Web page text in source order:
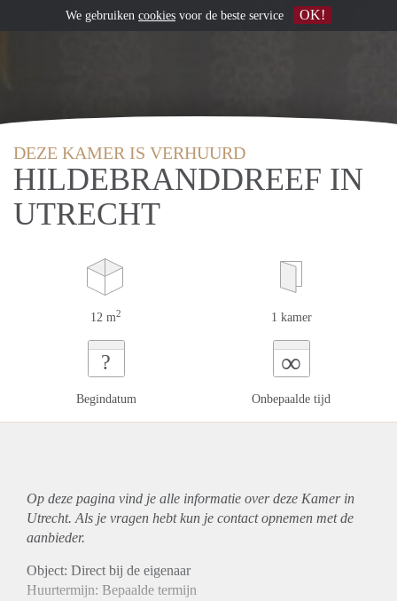
DEZE KAMER IS VERHUURD
HILDEBRANDDREEF IN
UTRECHT
12 m2 1 kamer
?
Begindatum
∞
Onbepaalde tijd
Op deze pagina vind je alle informatie over deze Kamer in
Utrecht. Als je vragen hebt kun je contact opnemen met de
aanbieder.
Object: Direct bij de eigenaar
Huurtermijn: Bepaalde termijn
We gebruiken cookies voor de beste service OK!